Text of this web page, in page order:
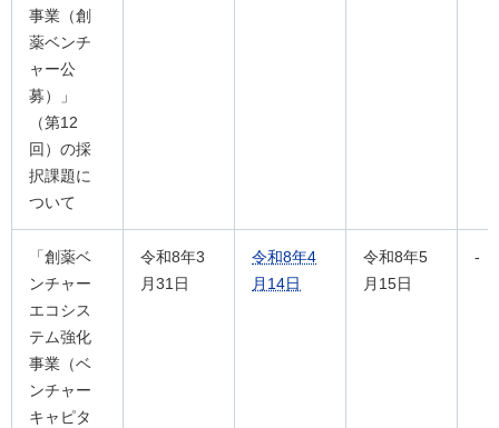
事業（創
薬ベンチ
ャー公
募）」
（第12
回）の採
択課題に
ついて
「創薬ベ
ンチャー
エコシス
テム強化
事業（ベ
ンチャー
キャピタ
令和8年3
月31日
令和8年4
月14日
令和8年5
月15日
-